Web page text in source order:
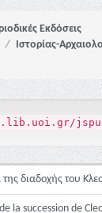
Εκδόσεις
Ιστορίας-
jspui/
διαδοχής του
la succession de